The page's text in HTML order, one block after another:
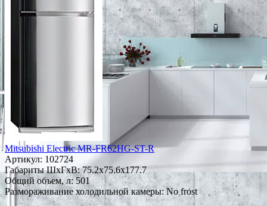
Mitsubishi Electric MR-FR62HG-ST-R
Артикул: 102724
Габариты ШxГxВ: 75.2x75.6x177.7
Общий объем, л: 501
Размораживание холодильной камеры: No frost